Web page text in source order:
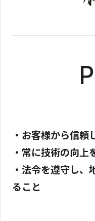
・お客様から信頼
・常に技術の向上
・法令を遵守し
ること